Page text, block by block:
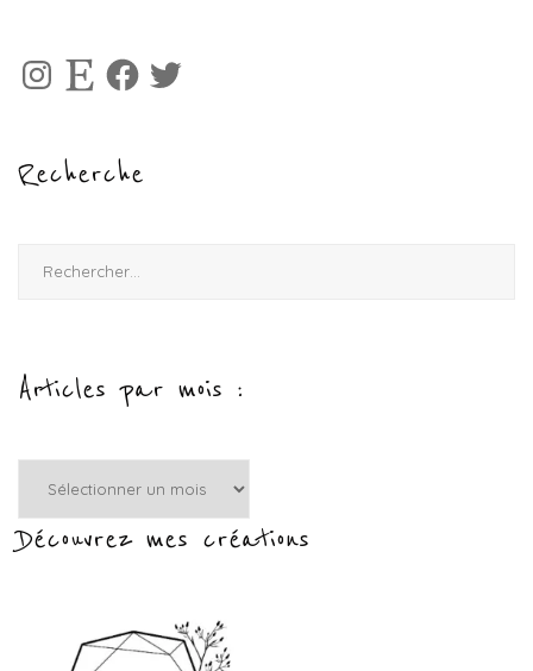
Instagram
Etsy Facebook
Twitter
Recherche
Articles par mois :
:Découvrez mes créations